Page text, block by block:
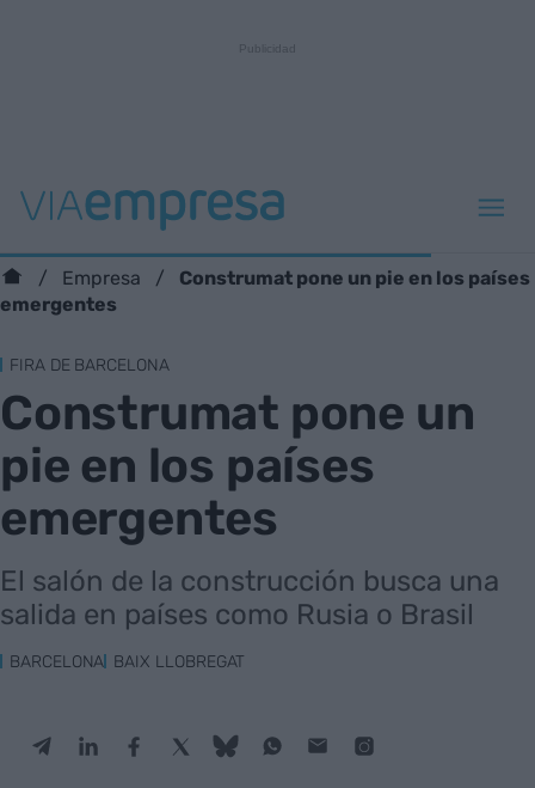
Empresa
Construmat pone un pie en los países
emergentes
FIRA DE BARCELONA
Construmat pone un
pie en los países
emergentes
El salón de la construcción busca una
salida en países como Rusia o Brasil
BARCELONA BAIX LLOBREGAT